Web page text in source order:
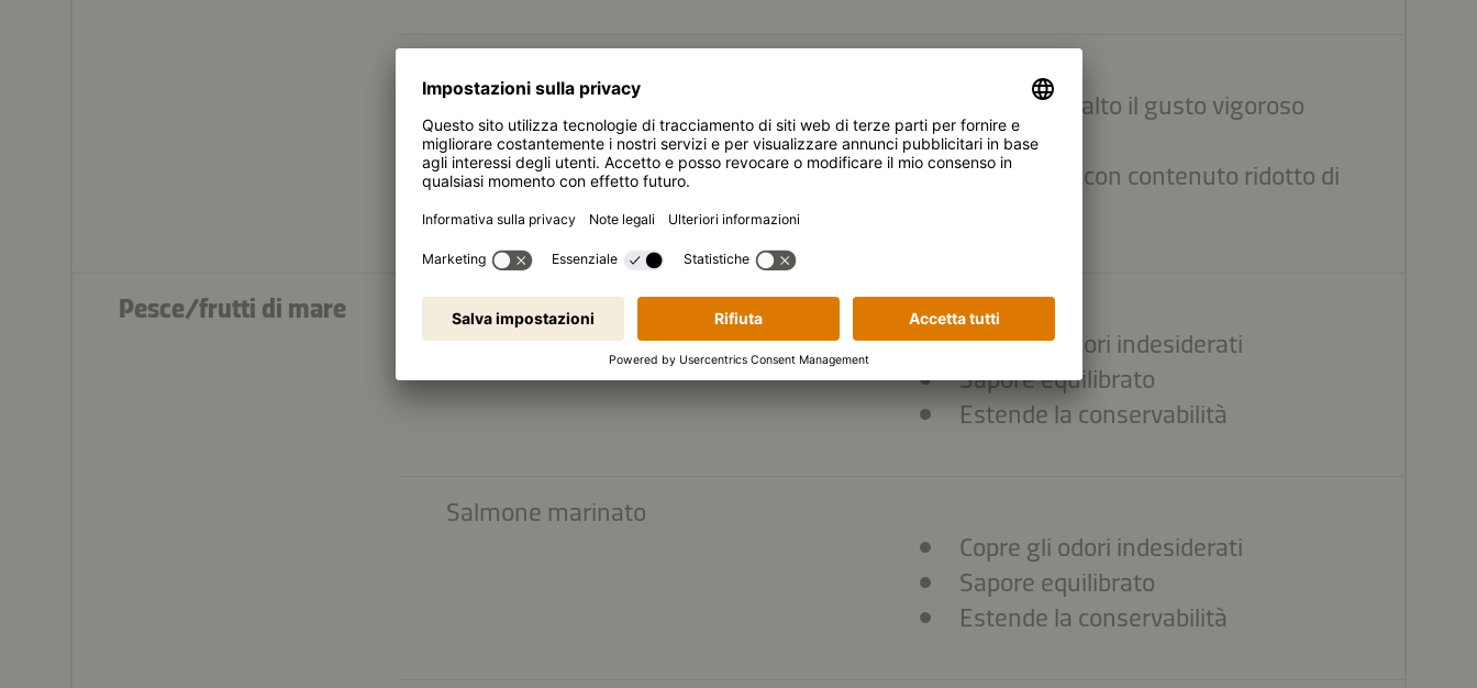
Mette in risalto il gusto vigoroso
della carne
Alternativa con contenuto ridotto di
Pesce/frutti di mare
Uova di salmone
Copre gli odori indesiderati
Sapore equilibrato
Estende la conservabilità
Salmone marinato
Copre gli odori indesiderati
Sapore equilibrato
Estende la conservabilità